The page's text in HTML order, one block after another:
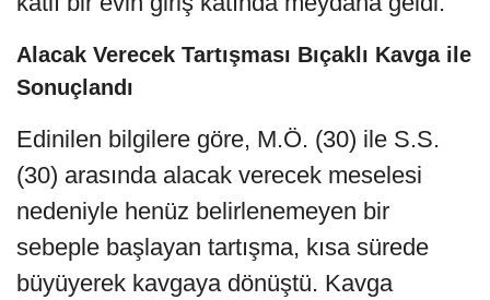
Alacak Verecek Tartışması Bıçaklı Kavga ile
Sonuçlandı
Edinilen bilgilere göre, M.Ö. (30) ile S.S.
(30) arasında alacak verecek meselesi
nedeniyle henüz belirlenemeyen bir
sebeple başlayan tartışma, kısa sürede
büyüyerek kavgaya dönüştü. Kavga